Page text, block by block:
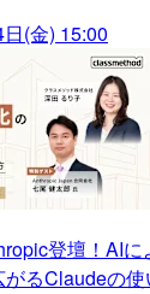
(金) 15:00
登壇！AI
るClaudeの使